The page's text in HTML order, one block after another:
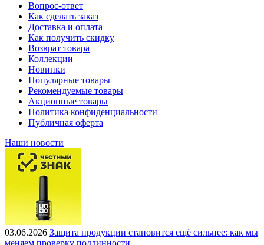
Вопрос-ответ
Как сделать заказ
Доставка и оплата
Как получить скидку
Возврат товара
Коллекции
Новинки
Популярные товары
Рекомендуемые товары
Акционные товары
Политика конфиденциальности
Публичная оферта
Наши новости
03.06.2026 Защита продукции становится ещё сильнее: как мы
меняем проверку подлинности